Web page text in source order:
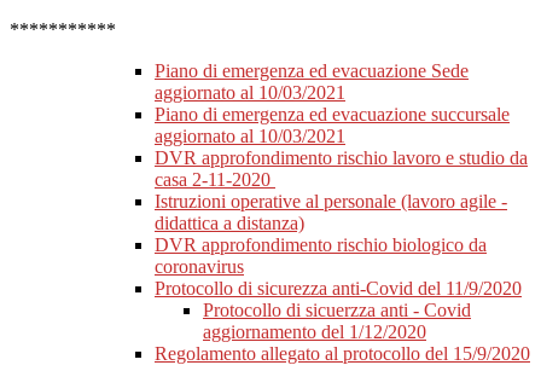
***********
Piano di emergenza ed evacuazione Sede
aggiornato al 10/03/2021
Piano di emergenza ed evacuazione succursale
aggiornato al 10/03/2021
DVR approfondimento rischio lavoro e studio da
casa 2-11-2020
Istruzioni operative al personale (lavoro agile -
didattica a distanza)
DVR approfondimento rischio biologico da
coronavirus
Protocollo di sicurezza anti-Covid del 11/9/2020
Protocollo di sicuerzza anti - Covid
aggiornamento del 1/12/2020
Regolamento allegato al protocollo del 15/9/2020